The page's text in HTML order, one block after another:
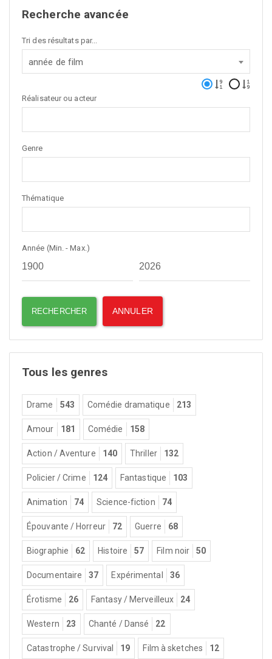
Recherche avancée
Tri des résultats par...
année de film
Réalisateur ou acteur
Genre
Thématique
Année (Min. - Max.)
Tous les genres
Drame 543 Comédie dramatique 213
Amour 181 Comédie 158
Action / Aventure 140 Thriller 132
Policier / Crime 124 Fantastique 103
Animation 74 Science-fiction 74
Épouvante / Horreur 72 Guerre 68
Biographie 62 Histoire 57 Film noir 50
Documentaire 37 Expérimental 36
Érotisme 26 Fantasy / Merveilleux 24
Western 23 Chanté / Dansé 22
Catastrophe / Survival 19 Film à sketches 12